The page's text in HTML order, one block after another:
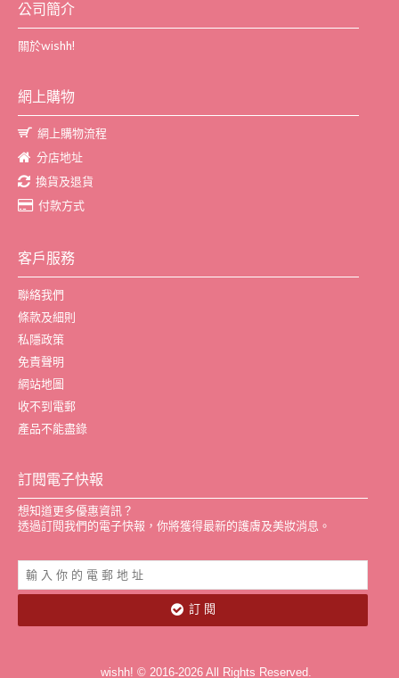
公司簡介
關於wishh!
網上購物
網上購物流程
分店地址
換貨及退貨
付款方式
客戶服務
聯絡我們
條款及細則
私隱政策
免責聲明
網站地圖
收不到電郵
產品不能盡錄
訂閱電子快報
想知道更多優惠資訊？
透過訂閱我們的電子快報，你將獲得最新的護膚及美妝消息。
訂 閱
wishh! © 2016-2026 All Rights Reserved.